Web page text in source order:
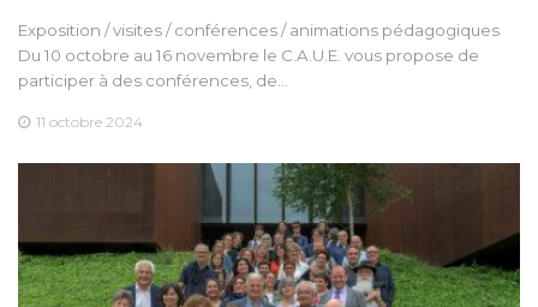
Exposition / visites / conférences / animations pédagogiques
Du 10 octobre au 16 novembre le C.A.U.E. vous propose de
participer à des conférences, de…
11 octobre 2024